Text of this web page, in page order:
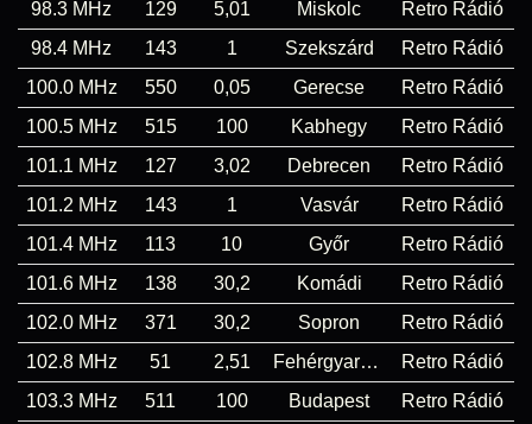
98.3 MHz
129 5,01 Miskolc
Retro Rádió
98.4 MHz
143 1 Szekszárd
Retro Rádió
100.0 MHz
550 0,05 Gerecse
Retro Rádió
100.5 MHz
515 100 Kabhegy
Retro Rádió
101.1 MHz
127 3,02 Debrecen
Retro Rádió
101.2 MHz
143 1 Vasvár
Retro Rádió
101.4 MHz
113 10 Győr
Retro Rádió
101.6 MHz
138 30,2 Komádi
Retro Rádió
102.0 MHz
371 30,2 Sopron
Retro Rádió
102.8 MHz
51 2,51 Fehérgyarmat
Retro Rádió
103.3 MHz
511 100 Budapest Retro Rádió